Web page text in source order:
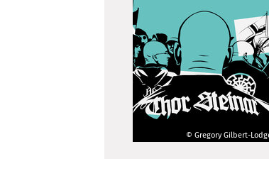
© Gregory Gilbert-